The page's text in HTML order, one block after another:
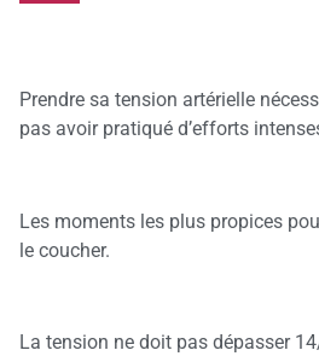
Prendre sa tension artérielle
pas avoir pratiqué d’efforts
Les moments les plus propices
le coucher.
La tension ne doit pas dépasser